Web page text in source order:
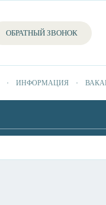
ОБРАТНЫЙ ЗВОНОК
ИНФОРМАЦИЯ